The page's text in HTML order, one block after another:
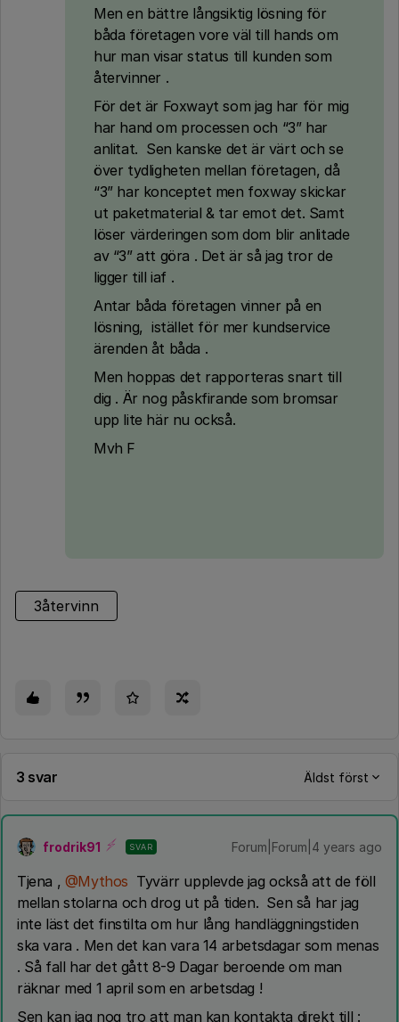
Men en bättre långsiktig lösning för
båda företagen vore väl till hands om
hur man visar status till kunden som
återvinner .
För det är Foxwayt som jag har för mig
har hand om processen och “3” har
anlitat. Sen kanske det är värt och se
över tydligheten mellan företagen, då
“3” har konceptet men foxway skickar
ut paketmaterial & tar emot det. Samt
löser värderingen som dom blir anlitade
av “3” att göra . Det är så jag tror de
ligger till iaf .
Antar båda företagen vinner på en
lösning, istället för mer kundservice
ärenden åt båda .
Men hoppas det rapporteras snart till
dig . Är nog påskfirande som bromsar
upp lite här nu också.
Mvh F
3återvinn
3 svar Äldst först
frodrik91 SVAR Forum|Forum|4 years ago
Tjena , @Mythos Tyvärr upplevde jag också att de föll
mellan stolarna och drog ut på tiden. Sen så har jag
inte läst det finstilta om hur lång handläggningstiden
ska vara . Men det kan vara 14 arbetsdagar som menas
. Så fall har det gått 8-9 Dagar beroende om man
räknar med 1 april som en arbetsdag !
Sen kan jag nog tro att man kan kontakta direkt till :